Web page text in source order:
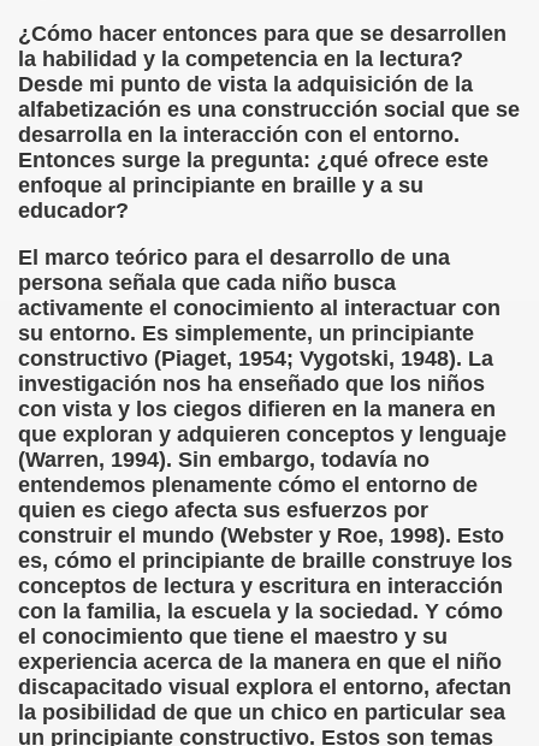
¿Cómo hacer entonces para que se desarrollen
la habilidad y la competencia en la lectura?
Desde mi punto de vista la adquisición de la
alfabetización es una construcción social que se
desarrolla en la interacción con el entorno.
Entonces surge la pregunta: ¿qué ofrece este
enfoque al principiante en braille y a su
educador?
El marco teórico para el desarrollo de una
persona señala que cada niño busca
activamente el conocimiento al interactuar con
su entorno. Es simplemente, un principiante
constructivo (Piaget, 1954; Vygotski, 1948). La
investigación nos ha enseñado que los niños
con vista y los ciegos difieren en la manera en
que exploran y adquieren conceptos y lenguaje
(Warren, 1994). Sin embargo, todavía no
entendemos plenamente cómo el entorno de
quien es ciego afecta sus esfuerzos por
construir el mundo (Webster y Roe, 1998). Esto
es, cómo el principiante de braille construye los
conceptos de lectura y escritura en interacción
con la familia, la escuela y la sociedad. Y cómo
el conocimiento que tiene el maestro y su
experiencia acerca de la manera en que el niño
discapacitado visual explora el entorno, afectan
la posibilidad de que un chico en particular sea
un principiante constructivo. Estos son temas
(Francisco Javier Bernal García)
(Roberto Enjuto)
Fundamento Y Sentimientos (Samuel Rodríguez
(Rogelio Muñoz Martínez)
la Luz (Alberto Gil)
(Francesc Miñana)
Suárez Santana)
no latino (Pedro Zurita)
Zurita, Ex Secretario Unión Mundial de Ciegos (Pedro
Ex Secretari Unió Mundial de Cecs, català (Pedro
del Monumento a Luis Braille, 1980 (editora
Baquero, Conferencia (David López)